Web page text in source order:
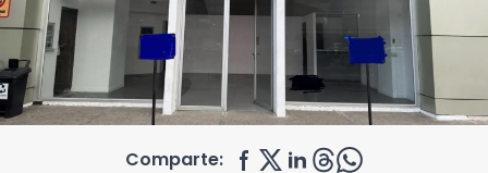
Comparte: